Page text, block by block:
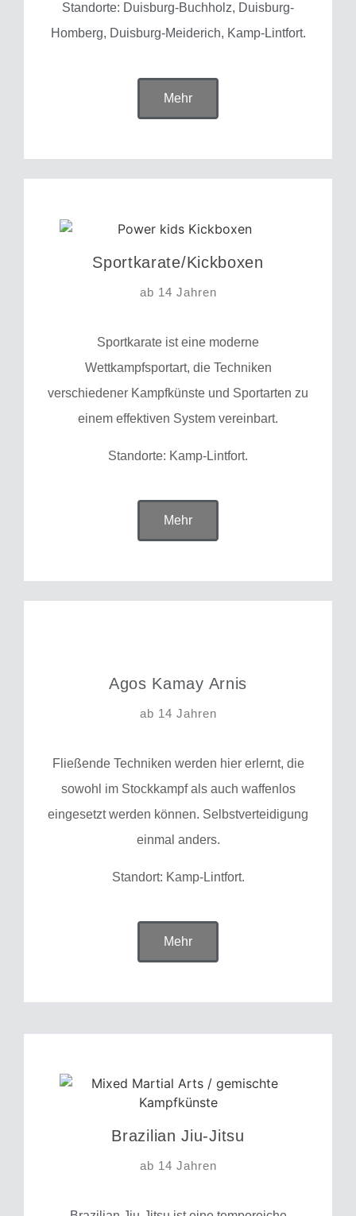
Standorte: Duisburg-Buchholz, Duisburg-
Homberg, Duisburg-Meiderich, Kamp-Lintfort.
Mehr
Sportkarate/Kickboxen
ab 14 Jahren
Sportkarate ist eine moderne
Wettkampfsportart, die Techniken
verschiedener Kampfkünste und Sportarten zu
einem effektiven System vereinbart.
Standorte: Kamp-Lintfort.
Mehr
Agos Kamay Arnis
ab 14 Jahren
Fließende Techniken werden hier erlernt, die
sowohl im Stockkampf als auch waffenlos
eingesetzt werden können. Selbstverteidigung
einmal anders.
Standort: Kamp-Lintfort.
Mehr
Brazilian Jiu-Jitsu
ab 14 Jahren